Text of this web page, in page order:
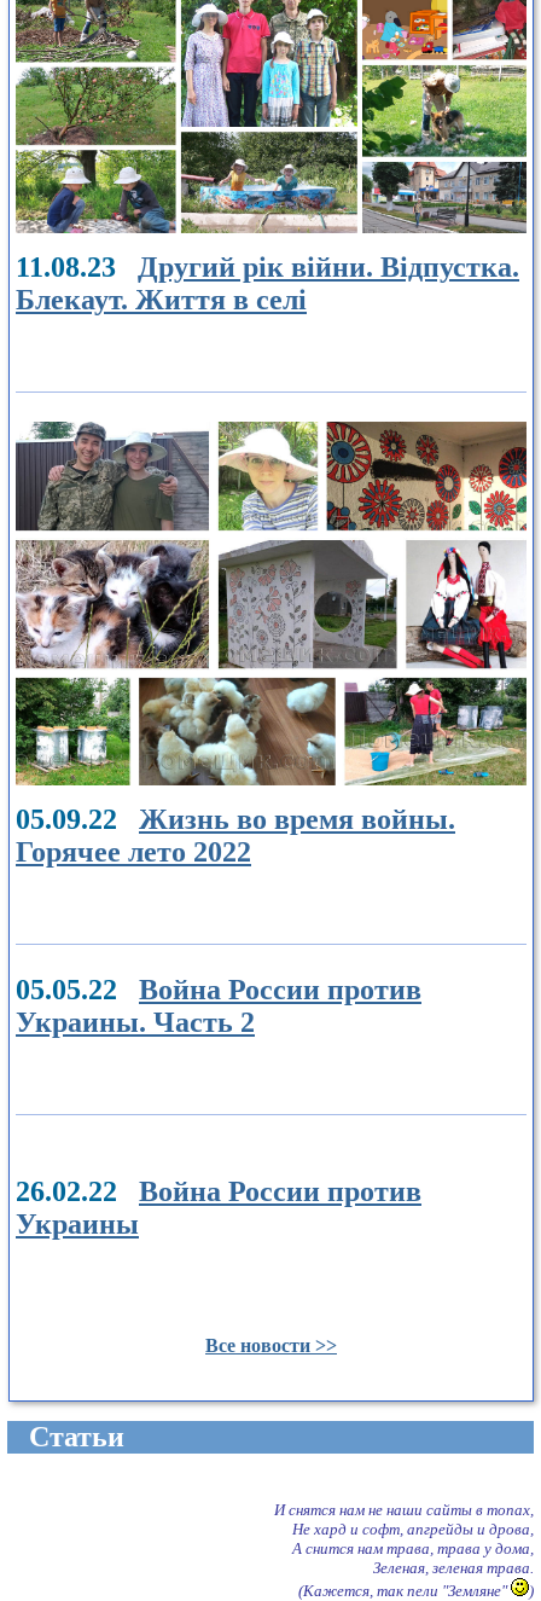
11.08.23 Другий рік війни. Відпустка.
Блекаут. Життя в селі
05.09.22 Жизнь во время войны.
Горячее лето 2022
05.05.22 Война России против
Украины. Часть 2
26.02.22 Война России против
Украины
Все новости >>
Cтатьи
И снятся нам не наши сайты в топах,
Не хард и софт, апгрейды и дрова,
А снится нам трава, трава у дома,
Зеленая, зеленая трава.
(Кажется, так пели "Земляне"
)